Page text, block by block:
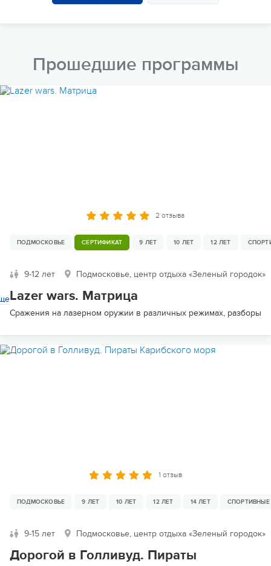
Прошедшие программы
2 отзыва
ПОДМОСКОВЬЕ СЕРТИФИКАТ 9 ЛЕТ 10 ЛЕТ 12 ЛЕТ
9-12 лет Подмосковье, центр отдыха «Зеленый городок»
Lazer wars. Матрица
Сражения на лазерном оружии в различных режимах, разборы
1 отзыв
ПОДМОСКОВЬЕ 9 ЛЕТ 10 ЛЕТ 12 ЛЕТ 14 ЛЕТ СПОРТИВНЫЕ
9-15 лет Подмосковье, центр отдыха «Зеленый городок»
Дорогой в Голливуд. Пираты